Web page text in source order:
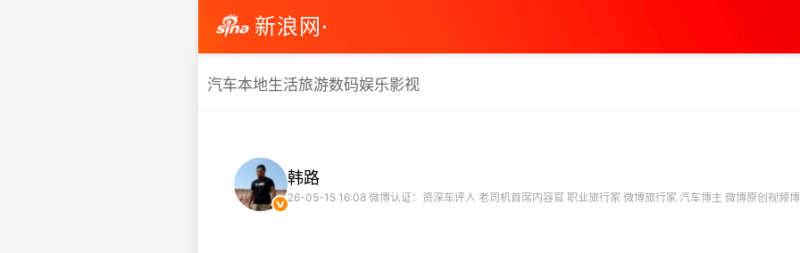
新浪网·
汽车本地生活旅游数码娱乐影视
韩路
26-05-15 16:08 微博认证：资深车评人 老司机首席内容官 职业旅行家 微博旅行家 汽车博主 微博原创视频